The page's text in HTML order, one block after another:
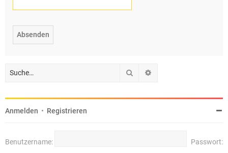
Suche
Anmelden • Registrieren
Benutzername: Passwort: